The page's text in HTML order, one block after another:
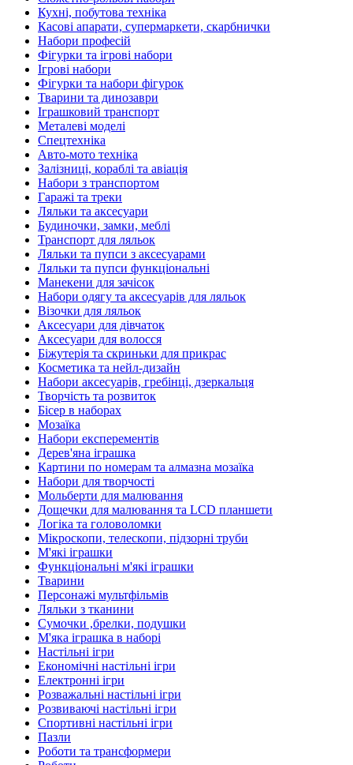
Кухні, побутова техніка
Касові апарати, супермаркети, скарбнички
Набори професій
Фігурки та ігрові набори
Ігрові набори
Фігурки та набори фігурок
Тварини та динозаври
Іграшковий транспорт
Металеві моделі
Спецтехніка
Авто-мото техніка
Залізниці, кораблі та авіація
Набори з транспортом
Гаражі та треки
Ляльки та аксесуари
Будиночки, замки, меблі
Транспорт для ляльок
Ляльки та пупси з аксесуарами
Ляльки та пупси функціональні
Манекени для зачісок
Набори одягу та аксесуарів для ляльок
Візочки для ляльок
Аксесуари для дівчаток
Аксесуари для волосся
Біжутерія та скриньки для прикрас
Косметика та нейл-дизайн
Набори аксесуарів, гребінці, дзеркальця
Творчість та розвиток
Бісер в наборах
Мозаїка
Набори експерементів
Дерев'яна іграшка
Картини по номерам та алмазна мозаїка
Набори для творчості
Мольберти для малювання
Дощечки для малювання та LCD планшети
Логіка та головоломки
Мікроскопи, телескопи, підзорні труби
М'які іграшки
Функціональні м'які іграшки
Тварини
Персонажі мультфільмів
Ляльки з тканини
Сумочки ,брелки, подушки
М'яка іграшка в наборі
Настільні ігри
Економічні настільні ігри
Електронні ігри
Розважальні настільні ігри
Розвиваючі настільні ігри
Спортивні настільні ігри
Пазли
Роботи та трансформери